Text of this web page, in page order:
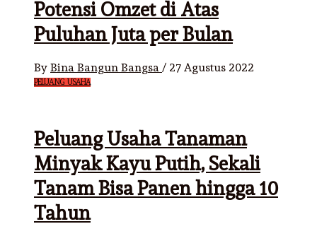
Potensi Omzet di Atas
Puluhan Juta per Bulan
By Bina Bangun Bangsa / 27 Agustus 2022
PELUANG USAHA
Peluang Usaha Tanaman
Minyak Kayu Putih, Sekali
Tanam Bisa Panen hingga 10
Tahun